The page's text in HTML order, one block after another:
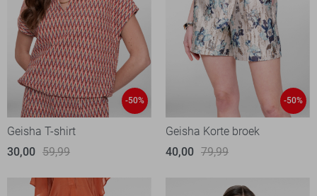
-50%
Geisha T-shirt
30,00 59,99
-50%
Geisha Korte broek
40,00 79,99